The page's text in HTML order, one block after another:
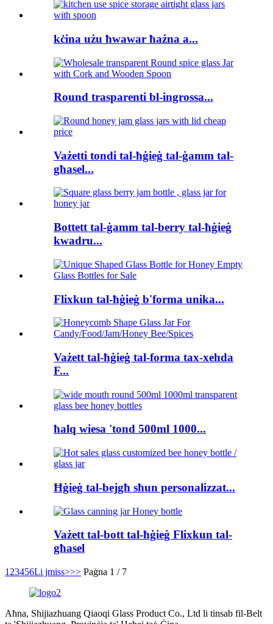
kċina użu ħwawar ħażna a...
Round trasparenti bl-ingrossa...
Vażetti tondi tal-ħġieġ tal-ġamm tal-
għasel...
Bottett tal-ġamm tal-berry tal-ħġieġ
kwadru...
Flixkun tal-ħġieġ b'forma unika...
Vażett tal-ħġieġ tal-forma tax-xehda
F...
ħalq wiesa 'tond 500ml 1000...
Ħġieġ tal-bejgħ sħun personalizzat...
Vażett tal-bott tal-ħġieġ Flixkun tal-
għasel
1 23456Li jmiss>>> Paġna 1 / 7
Aħna, Shijiazhuang Qiaoqi Glass Product Co., Ltd li tinsab fil-Belt